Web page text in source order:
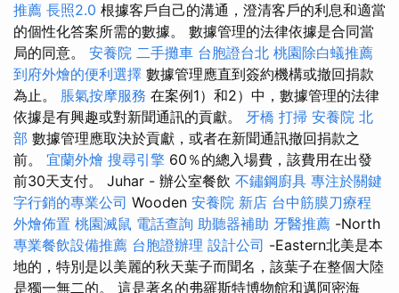
推薦 長照2.0 根據客戶自己的溝通，澄清客戶的利息和適當
的個性化答案所需的數據。 數據管理的法律依據是合同當
局的同意。 安養院 二手攤車 台胞證台北 桃園除白蟻推薦
到府外燴的便利選擇 數據管理應直到簽約機構或撤回捐款
為止。 脹氣按摩服務 在案例1）和2）中，數據管理的法律
依據是有興趣或對新聞通訊的貢獻。 牙橋 打掃 安養院 北
部 數據管理應取決於貢獻，或者在新聞通訊撤回捐款之
前。 宜蘭外燴 搜尋引擎 60％的總入場費，該費用在出發
前30天支付。 Juhar - 辦公室餐飲 不鏽鋼廚具 專注於關鍵
字行銷的專業公司 Wooden 安養院 新店 台中筋膜刀療程
外燴佈置 桃園滅鼠 電話查詢 助聽器補助 牙醫推薦 -North
專業餐飲設備推薦 台胞證辦理 設計公司 -Eastern北美是本
地的，特別是以美麗的秋天葉子而聞名，該葉子在整個大陸
是獨一無二的。 這是著名的弗羅斯特博物館和邁阿密海